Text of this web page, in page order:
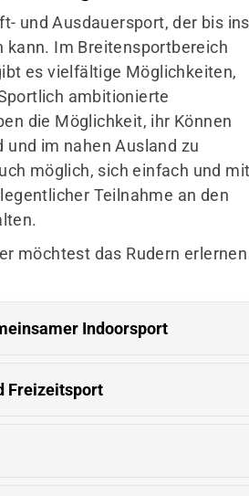
und Ausdauersport, der bis ins
kann. Im Breitensportbereich
es vielfältige Möglichkeiten,
ambitionierte
die Möglichkeit, ihr Können
im nahen Ausland zu
möglich, sich einfach und
Teilnahme an den
möchtest das Rudern
Indoorsport
Freizeitsport